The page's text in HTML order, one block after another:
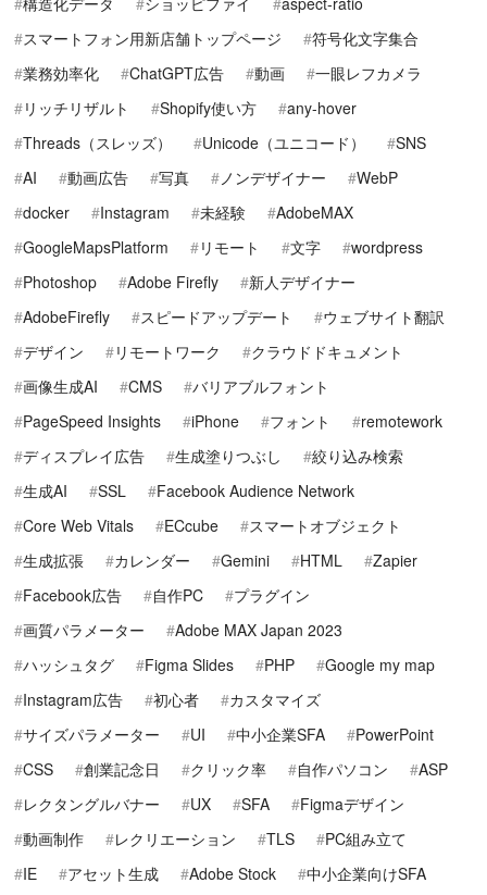
スマートフォン用新店舗トップページ
符号化文字集合
業務効率化
ChatGPT広告 動画
一眼レフカメラ
リッチリザルト
Shopify使い方
any-hover
Threads（スレッズ）
Unicode（ユニコード）
SNS
AI
動画広告 写真 ノンデザイナー
WebP
docker
Instagram 未経験
AdobeMAX
GoogleMapsPlatform
リモート 文字
wordpress
Photoshop
Adobe Firefly
新人デザイナー
AdobeFirefly
スピードアップデート
ウェブサイト翻訳
デザイン
リモートワーク
クラウドドキュメント
画像生成AI
CMS
バリアブルフォント
PageSpeed Insights
iPhone フォント
remotework
ディスプレイ広告
生成塗りつぶし
絞り込み検索
生成AI
SSL
Facebook Audience Network
Core Web Vitals
ECcube
スマートオブジェクト
生成拡張
カレンダー Gemini HTML
Zapier
Facebook広告
自作PC
プラグイン
画質パラメーター
Adobe MAX Japan 2023
ハッシュタグ
Figma Slides PHP
Google my map
Instagram広告
初心者
カスタマイズ
サイズパラメーター
UI 中小企業SFA
PowerPoint
CSS
創業記念日 クリック率 自作パソコン
ASP
レクタングルバナー
UX SFA
Figmaデザイン
動画制作
レクリエーション TLS
PC組み立て
IE
アセット生成 Adobe Stock
中小企業向けSFA